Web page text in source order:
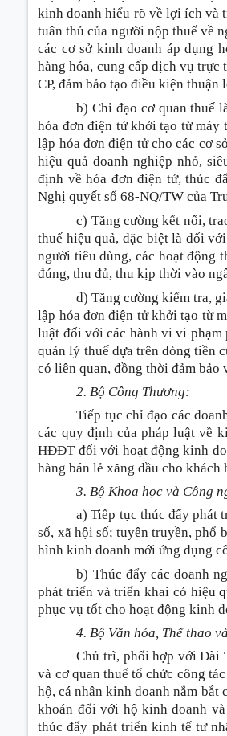
kinh doanh hiểu rõ về lợi ích và
tuân thủ của người nộp thuế về
các cơ sở kinh doanh áp dụng
hàng hóa, cung cấp dịch vụ
CP, đảm bảo tạo điều kiện
b) Chỉ đạo cơ quan thuế
hóa đơn điện tử khởi tạo từ máy
lập hóa đơn điện tử cho các cơ
hiệu quả doanh nghiệp nhỏ,
định về hóa đơn điện tử, thúc
Nghị quyết số 68-NQ/TW của
c) Tăng cường kết nối,
thuế hiệu quả, đặc biệt là đối
người tiêu dùng, các hoạt động
đúng, thu đủ, thu kịp thời vào
d) Tăng cường kiểm tra,
lập hóa đơn điện tử khởi tạo từ
luật đối với các hành vi vi phạm
quản lý thuế dựa trên dòng tiền
có liên quan, đồng thời đảm
2. Bộ Công Thương:
Tiếp tục chỉ đạo các
các quy định của pháp luật về
HĐĐT đối với hoạt động kinh
hàng bán lẻ xăng dầu cho khách
3. Bộ Khoa học và Công
a) Tiếp tục thúc đẩy phát
số, xã hội số; tuyên truyền, phổ
hình kinh doanh mới ứng dụng
b) Thúc đẩy các doanh
phát triển và triển khai có hiệu
phục vụ tốt cho hoạt động kinh
4. Bộ Văn hóa, Thể thao
Chủ trì, phối hợp với Đài
và cơ quan thuế tổ chức công
hộ, cá nhân kinh doanh nắm bắt
khoán đối với hộ kinh doanh
thúc đẩy phát triển kinh tế tư